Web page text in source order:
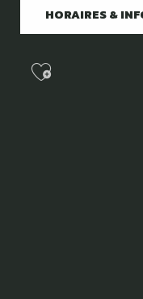
HORAIRES &
Ajouter